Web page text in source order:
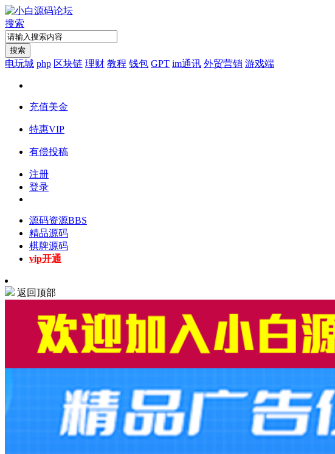
搜索
搜索
电玩城 php 区块链 理财 教程 钱包 GPT im通讯 外贸营销 游戏端
充值美金
特惠VIP
有偿投稿
注册
登录
源码资源BBS
精品源码
棋牌源码
vip开通
返回顶部